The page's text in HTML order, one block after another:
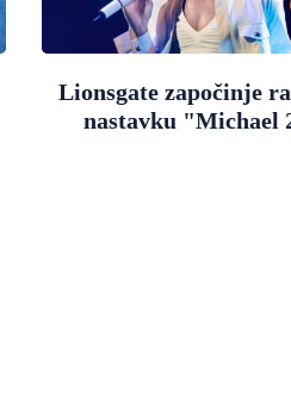
Lionsgate započinje
nastavku "Michael